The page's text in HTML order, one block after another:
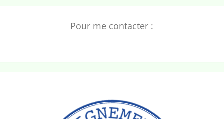
Pour me contacter :